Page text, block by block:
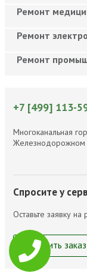
Ремонт
Ремонт
Ремонт
+7 [499] 113-
Многоканальная
Железнодорожном
Спросите у
Оставьте заявку
Оформить заказ